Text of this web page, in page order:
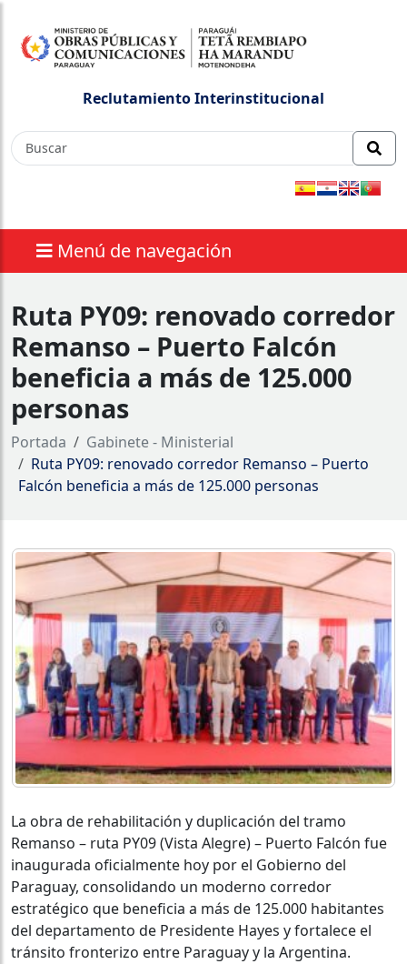
Reclutamiento Interinstitucional
Menú de navegación
Ruta PY09: renovado corredor
Remanso – Puerto Falcón
beneficia a más de 125.000
personas
Portada
Gabinete - Ministerial
Ruta PY09: renovado corredor Remanso – Puerto
Falcón beneficia a más de 125.000 personas
La obra de rehabilitación y duplicación del tramo
Remanso – ruta PY09 (Vista Alegre) – Puerto Falcón fue
inaugurada oficialmente hoy por el Gobierno del
Paraguay, consolidando un moderno corredor
estratégico que beneficia a más de 125.000 habitantes
del departamento de Presidente Hayes y fortalece el
tránsito fronterizo entre Paraguay y la Argentina.